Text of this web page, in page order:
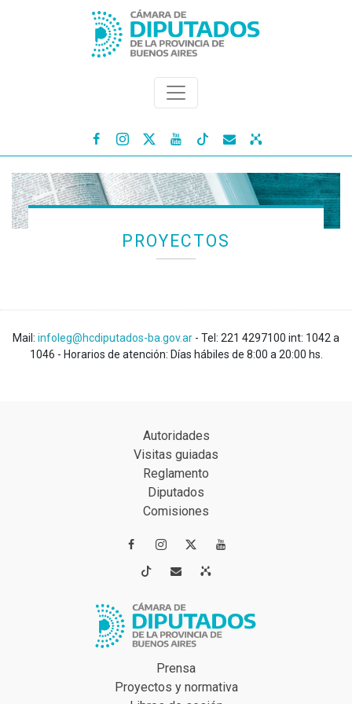
   
PROYECTOS
Mail: infoleg@hcdiputados-ba.gov.ar - Tel: 221 4297100 int: 1042 a
1046 - Horarios de atención: Días hábiles de 8:00 a 20:00 hs.
Autoridades
Visitas guiadas
Reglamento
Diputados
Comisiones
 
 
Prensa
Proyectos y normativa